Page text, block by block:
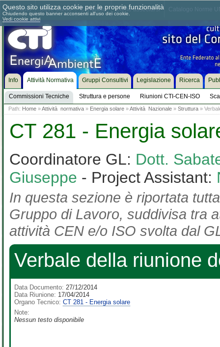
Chi siamo Dove siamo Contattaci Come associarsi
Info Attività Normativa
Commissioni Tecniche Struttura e persone Riunioni CTI-CEN-ISO
Gruppi Consultivi Legislazione Ricerca
Path: Home »Attività normativa » Energia solare »Attività Nazionale » Struttura »
CT 281 - Energia
Coordinatore GL: Dott.
Giuseppe - Project Assistant:
In questa sezione è riportata
Gruppo di Lavoro, suddivisa tra
attività CEN e/o ISO svolta dal
Verbale della riunione
Data Documento: 27/12/2014
Data Riunione: 17/04/2014
Organo Tecnico: CT 281 - Energia solare
Note:
Nessun testo disponibile
Questo sito utilizza cookie per le proprie funzionalità
Chiudendo questo banner acconsenti all'uso dei cookie.
Vedi cookie attivi